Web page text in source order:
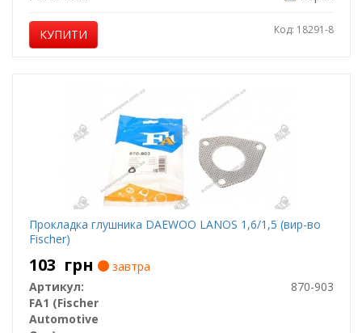
КУПИТИ Код: 18291-8
Прокладка глушника DAEWOO LANOS 1,6/1,5 (вир-во
Fischer)
103 грн
завтра
Артикул:
870-903
FA1 (Fischer
Automotive